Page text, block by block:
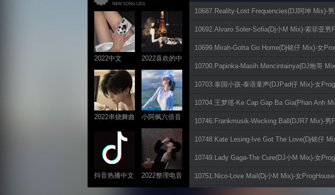
2022中文
ProgHouse歌
曲
2022喜欢的中
文DJ舞曲
2022串烧舞曲
小阿枫六倍音
质系列 车载
抖音热播中文
系列
2022整理电音
系列
10687.Reality-Lost Frequencies(DJ阿坤 Mix)-
10692.Alvaro Soler-Sofia(Dj小M Mix)-索菲亚男
10699.Mirah-Gotta Go Home(Dj铭仔 Mix)-女
10700.Papinka-Masih Mencintainya{DJ炮哥
10703.泰国小孩-泰语童声(DJPad仔 Mix)-女
10704.王梦瑶-Ke Cap Gap Ba Gia(Phan Anh
10746.Frankmusik-Wecking Ball(DJR7 Mix)-男
10748.Kate Lesing-Ive Got The Love(Dj铭仔
10749.Lady Gaga-The Cure(DJ小M Mix)-女
10751.Nico-Love Mail(Dj小M Mix)-女ProgHouse